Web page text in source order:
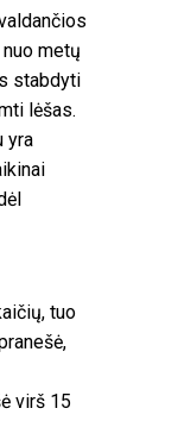
metų
stabdyti
lėšas.
yra
tuo
virš 15